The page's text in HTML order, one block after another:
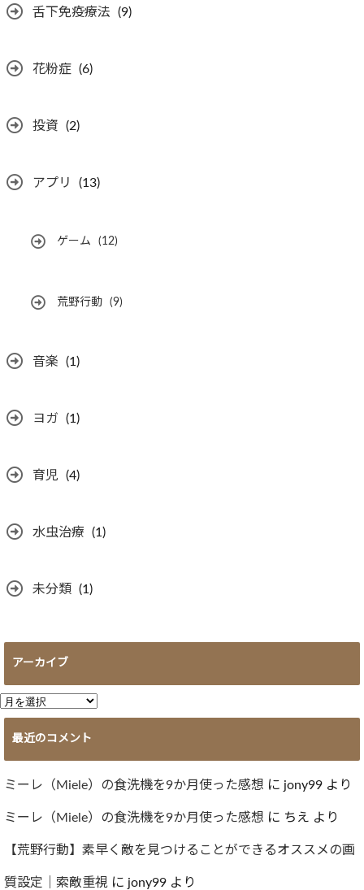
舌下免疫療法 (9)
花粉症 (6)
投資 (2)
アプリ (13)
ゲーム (12)
荒野行動 (9)
音楽 (1)
ヨガ (1)
育児 (4)
水虫治療 (1)
未分類 (1)
アーカイブ
ア
ー
イ
ブ
最近のコメント
ミーレ（Miele）の食洗機を9か月使った感想 に jony99 より
ミーレ（Miele）の食洗機を9か月使った感想 に ちえ より
【荒野行動】素早く敵を見つけることができるオススメの画
質設定｜索敵重視 に jony99 より